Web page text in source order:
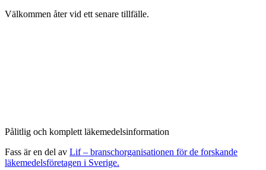
Välkommen åter vid ett senare tillfälle.
Pålitlig och komplett läkemedelsinformation
Fass är en del av Lif – branschorganisationen för de forskande
läkemedelsföretagen i Sverige.